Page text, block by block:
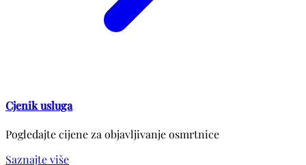
Cjenik usluga
Pogledajte cijene za objavljivanje osmrtnice
Saznajte više